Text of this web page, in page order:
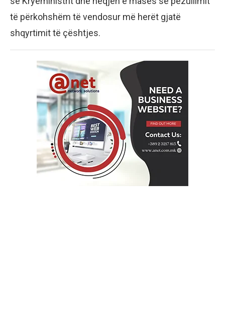
të përkohshëm të vendosur më herët gjatë
shqyrtimit të çështjes.